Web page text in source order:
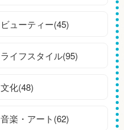
ビューティー(45)
ライフスタイル(95)
文化(48)
音楽・アート(62)